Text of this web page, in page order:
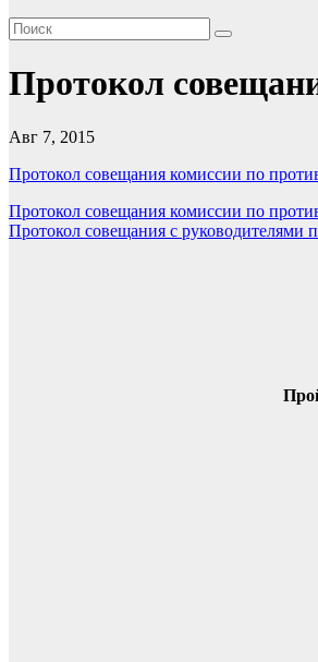
Протокол
Авг 7, 2015
Протокол совещания комиссии по
Навигация
по
Протокол совещания комиссии по
Протокол совещания с